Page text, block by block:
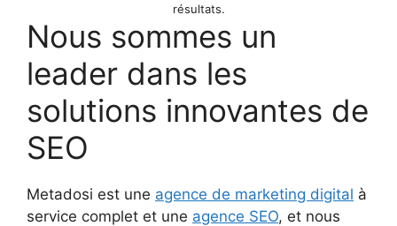
résultats.
Nous sommes un
leader dans les
solutions innovantes de
SEO
Metadosi est une agence de marketing digital à
service complet et une agence SEO, et nous